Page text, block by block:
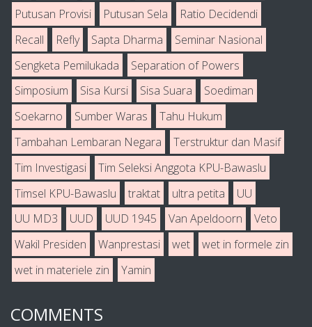
Putusan Provisi
Putusan Sela
Ratio Decidendi
Recall
Refly Sapta Dharma
Seminar Nasional
Sengketa Pemilukada
Separation of Powers
Simposium
Sisa Kursi Sisa Suara
Soediman
Soekarno
Sumber Waras
Tahu Hukum
Tambahan Lembaran Negara
Terstruktur dan Masif
Tim Investigasi
Tim Seleksi Anggota KPU-Bawaslu
Timsel KPU-Bawaslu
traktat ultra petita
UU
UU MD3
UUD UUD 1945 Van Apeldoorn
Veto
Wakil Presiden
Wanprestasi wet
wet in formele zin
wet in materiele zin
Yamin
COMMENTS